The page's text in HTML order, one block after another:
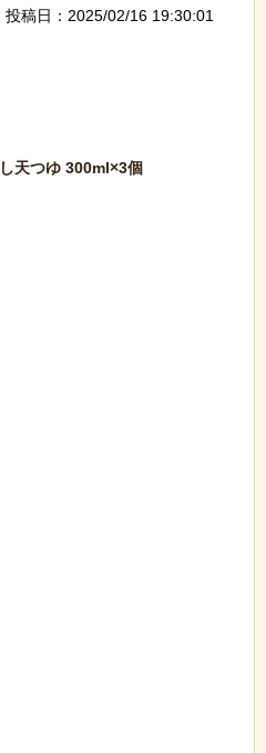
投稿日：2025/02/16 19:30:01